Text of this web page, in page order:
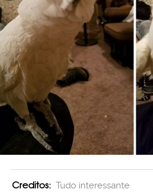
Creditos: Tudo interessante